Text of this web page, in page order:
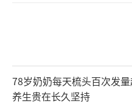
78岁奶奶每天梳头百次发量
养生贵在长久坚持